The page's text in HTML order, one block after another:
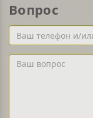
Вопрос
Ваш
телефон
и/
или
Ваш
вопрос